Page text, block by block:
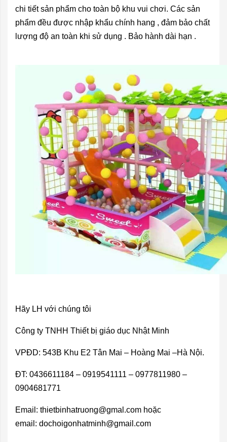
chi tiết sản phẩm cho toàn bộ khu vui chơi. Các sản
phẩm đều được nhập khẩu chính hang , đảm bảo chất
lượng độ an toàn khi sử dụng . Bảo hành dài hạn .
Hãy LH với chúng tôi
Công ty TNHH Thiết bị giáo dục Nhật Minh
VPĐD: 543B Khu E2 Tân Mai – Hoàng Mai –Hà Nội.
ĐT: 0436611184 – 0919541111 – 0977811980 –
0904681771
Email: thietbinhatruong@gmal.com hoặc
email: dochoigonhatminh@gmail.com